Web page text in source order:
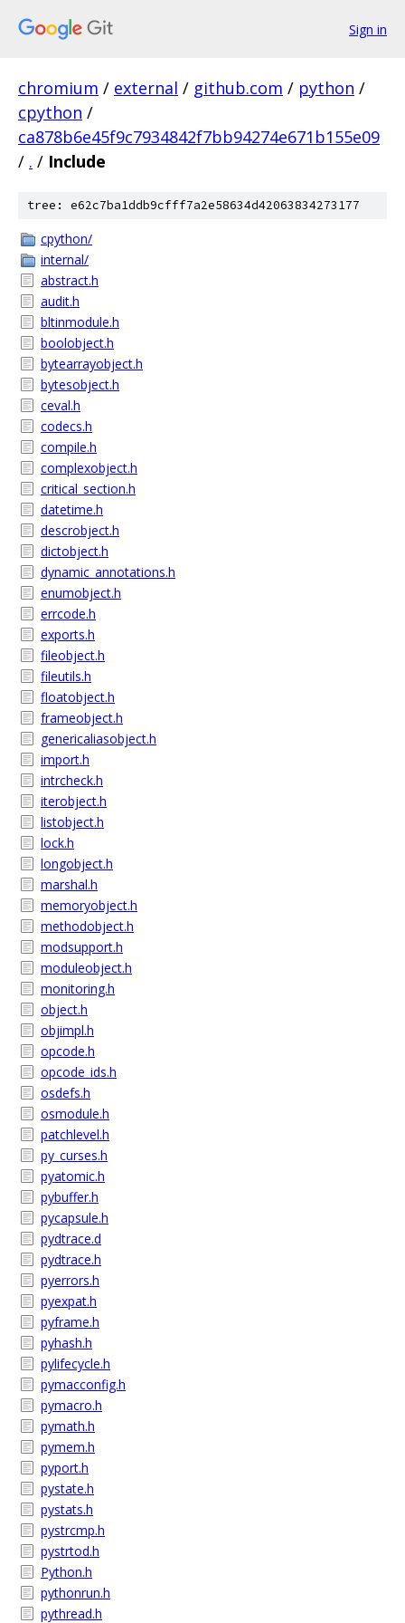
Sign in
chromium / external / github.com / python /
cpython /
ca878b6e45f9c7934842f7bb94274e671b155e09
/ . / Include
tree: e62c7ba1ddb9cfff7a2e58634d42063834273177
cpython/
internal/
abstract.h
audit.h
bltinmodule.h
boolobject.h
bytearrayobject.h
bytesobject.h
ceval.h
codecs.h
compile.h
complexobject.h
critical_section.h
datetime.h
descrobject.h
dictobject.h
dynamic_annotations.h
enumobject.h
errcode.h
exports.h
fileobject.h
fileutils.h
floatobject.h
frameobject.h
genericaliasobject.h
import.h
intrcheck.h
iterobject.h
listobject.h
lock.h
longobject.h
marshal.h
memoryobject.h
methodobject.h
modsupport.h
moduleobject.h
monitoring.h
object.h
objimpl.h
opcode.h
opcode_ids.h
osdefs.h
osmodule.h
patchlevel.h
py_curses.h
pyatomic.h
pybuffer.h
pycapsule.h
pydtrace.d
pydtrace.h
pyerrors.h
pyexpat.h
pyframe.h
pyhash.h
pylifecycle.h
pymacconfig.h
pymacro.h
pymath.h
pymem.h
pyport.h
pystate.h
pystats.h
pystrcmp.h
pystrtod.h
Python.h
pythonrun.h
pythread.h